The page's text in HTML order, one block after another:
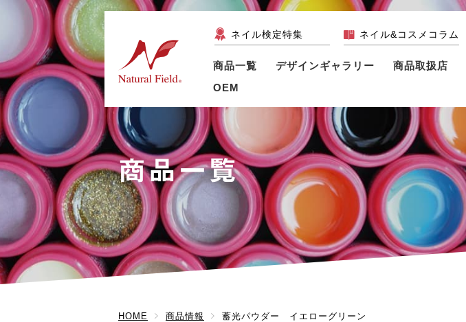
ネイル検定特集 ネイル&コスメコラム
商品一覧 デザインギャラリー 商品取扱店
OEM
商品一覧
HOME 商品情報 蓄光パウダー イエローグリーン